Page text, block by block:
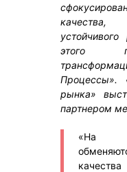
этого
Процессы».
рынка»
партнером
«На